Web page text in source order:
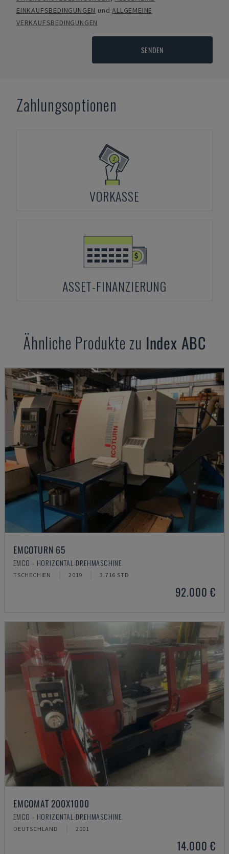
EINKAUFSBEDINGUNGEN undALLGEMEINE
VERKAUFSBEDINGUNGEN
SENDEN
Zahlungsoptionen
VORKASSE
ASSET-FINANZIERUNG
Ähnliche Produkte zu Index ABC
EMCOTURN 65
EMCO - HORIZONTAL-DREHMASCHINE
TSCHECHIEN 2019 3.716 STD
92.000 €
EMCOMAT 200X1000
EMCO - HORIZONTAL-DREHMASCHINE
DEUTSCHLAND 2001
14.000 €